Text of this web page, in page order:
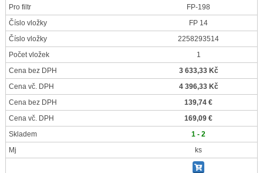
Pro filtr
FP-198
Číslo vložky
FP 14
Číslo vložky
2258293514
Počet vložek
1
Cena bez DPH
3 633,33 Kč
Cena vč. DPH
4 396,33 Kč
Cena bez DPH
139,74 €
Cena vč. DPH
169,09 €
Skladem
1 - 2
Mj
ks